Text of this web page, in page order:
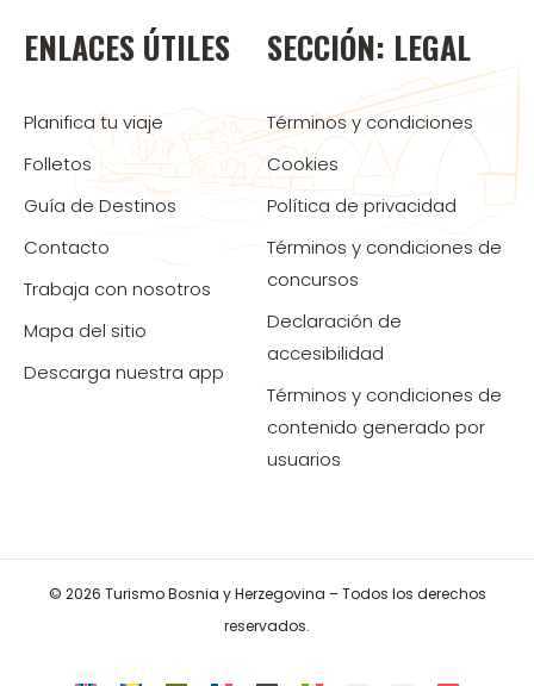
ENLACES ÚTILES
Planifica tu viaje
Folletos
Guía de Destinos
Contacto
Trabaja con nosotros
Mapa del sitio
Descarga nuestra app
SECCIÓN: LEGAL
Términos y condiciones
Cookies
Política de privacidad
Términos y condiciones de
concursos
Declaración de
accesibilidad
Términos y condiciones de
contenido generado por
usuarios
© 2026 Turismo Bosnia y Herzegovina – Todos los derechos
reservados.